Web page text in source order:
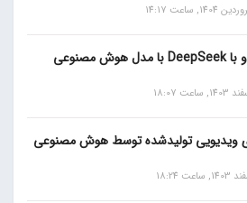
رقابت بایدو با DeepSeek با مدل هوش مصنوعی
ویدیویی تولیدشده توسط هوش مصنوعی